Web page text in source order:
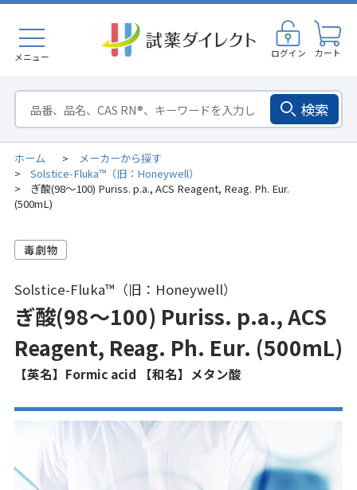
メニュー ログイン カート
検索
ホーム > メーカーから探す
> Solstice-Fluka™（旧：Honeywell）
>
ぎ酸(98～100) Puriss. p.a., ACS Reagent, Reag. Ph. Eur.
(500mL)
Solstice-Fluka™（旧：Honeywell）
ぎ酸(98～100) Puriss. p.a., ACS
Reagent, Reag. Ph. Eur. (500mL)
【英名】Formic acid 【和名】メタン酸